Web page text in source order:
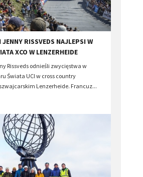
RISSVEDS NAJLEPSI W
XCO W LENZERHEIDE
Rissveds odnieśli zwycięstwa w
Świata UCI w cross country
Lenzerheide. Francuz...